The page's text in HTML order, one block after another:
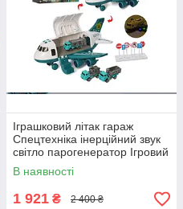
Іграшковий літак гараж
Спецтехніка інерційний звук
світло парогенератор Ігровий
набір Six Six Zero 660 А-311
В наявності
1 921 ₴ 2 400 ₴